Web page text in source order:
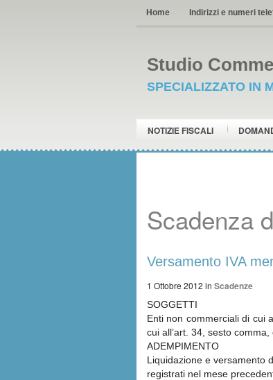
Home Indirizzi e numeri
Studio
SPECIALIZZATO IN
NOTIZIE FISCALI
Scadenza
Versamento IVA
1 Ottobre 2012 in Scadenze
SOGGETTI
Enti non commerciali di cui
cui all’art. 34, sesto
ADEMPIMENTO
Liquidazione e versamento
registrati nel mese